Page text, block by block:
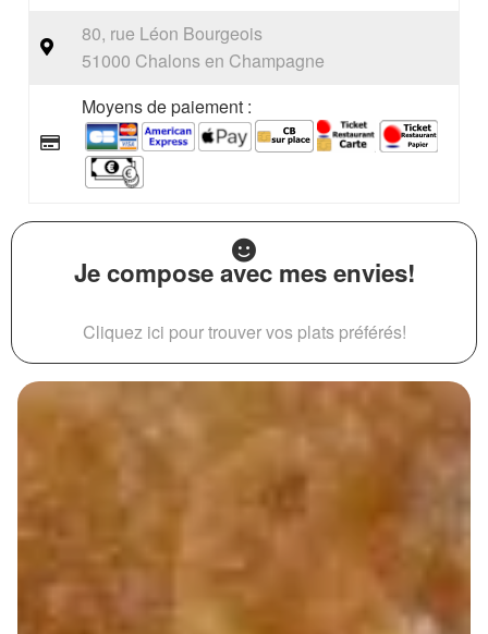
80, rue Léon Bourgeois
51000 Chalons en Champagne
Moyens de paiement :
Je compose avec mes envies!
Cliquez ici pour trouver vos plats préférés!